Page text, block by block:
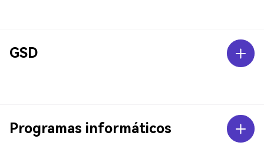
GSD
Programas informáticos